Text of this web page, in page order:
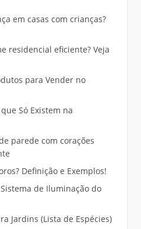
em casas com crianças?
residencial eficiente? Veja
para Vender no
Só Existem na
parede com corações
Definição e Exemplos!
de Iluminação do
Jardins (Lista de Espécies)